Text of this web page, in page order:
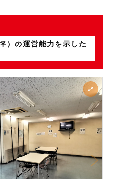
）の運営能力を示した